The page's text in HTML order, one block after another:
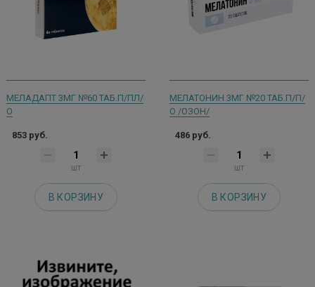
МЕЛАДАПТ 3МГ №60 ТАБ.П/ПЛ/
О
853 руб.
шт
В КОРЗИНУ
МЕЛАТОНИН 3МГ №20 ТАБ.П/П/
О /ОЗОН/
486 руб.
шт
В КОРЗИНУ